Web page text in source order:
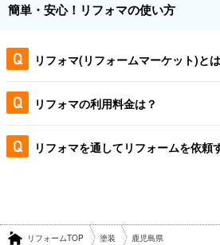
簡単・安心！リフォマの使い方
リフォマ(リフォームマーケット)と
リフォマの利用料金は？
リフォマを通してリフォームを依頼
リフォームTOP 塗装 鹿児島県